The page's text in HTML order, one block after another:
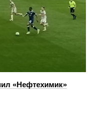
«Нефтехимик»